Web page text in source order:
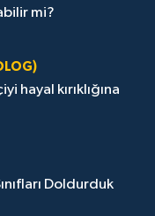
mi?
hayal kırıklığına
Doldurduk